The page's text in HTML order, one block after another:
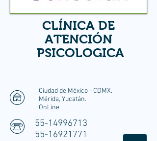
CLÍNICA DE
ATENCIÓN
PSICOLOGICA
Ciudad de México - CDMX.
Mérida, Yucatán.
OnLine
55-14996713
55-16921771